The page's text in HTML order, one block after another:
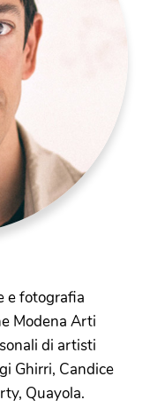
e fotografia
Modena Arti
di artisti
Ghirri, Candice
Quayola.